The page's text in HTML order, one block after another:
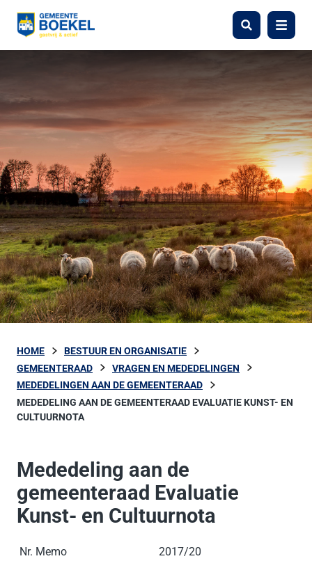
Zoeken Menu
HOME
BESTUUR EN ORGANISATIE
GEMEENTERAAD
VRAGEN EN MEDEDELINGEN
MEDEDELINGEN AAN DE GEMEENTERAAD
MEDEDELING AAN DE GEMEENTERAAD EVALUATIE KUNST- EN
CULTUURNOTA
Mededeling aan de
gemeenteraad Evaluatie
Kunst- en Cultuurnota
Nr. Memo 2017/20